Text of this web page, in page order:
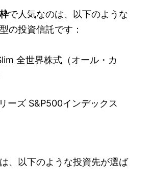
で人気なのは、以下のような
の投資信託です：
全世界株式（オール・カ
ーズ S&P500インデックス
、以下のような投資先が選ば